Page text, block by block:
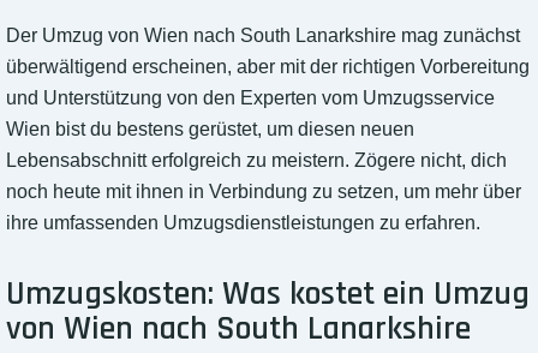
Der Umzug von Wien nach South Lanarkshire mag zunächst
überwältigend erscheinen, aber mit der richtigen Vorbereitung
und Unterstützung von den Experten vom Umzugsservice
Wien bist du bestens gerüstet, um diesen neuen
Lebensabschnitt erfolgreich zu meistern. Zögere nicht, dich
noch heute mit ihnen in Verbindung zu setzen, um mehr über
ihre umfassenden Umzugsdienstleistungen zu erfahren.
Umzugskosten: Was kostet ein Umzug
von Wien nach South Lanarkshire